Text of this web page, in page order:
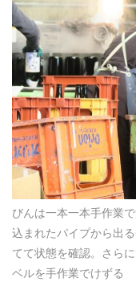
びんは一本一本手作業
込まれたパイプから出
てて状態を確認。さら
ベルを手作業でけずる